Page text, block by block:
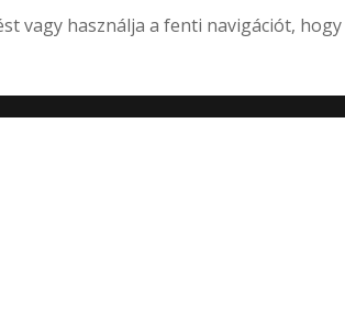
vagy használja a fenti navigációt, hogy